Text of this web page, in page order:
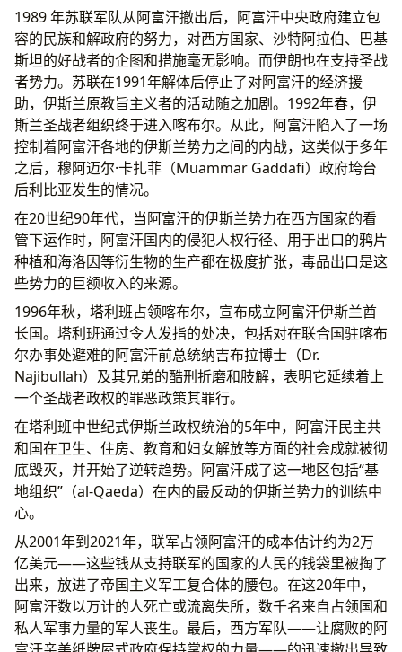
1989 年苏联军队从阿富汗撤出后，阿富汗中央政府建立包
容的民族和解政府的努力，对西方国家、沙特阿拉伯、巴基
斯坦的好战者的企图和措施毫无影响。而伊朗也在支持圣战
者势力。苏联在1991年解体后停止了对阿富汗的经济援
助，伊斯兰原教旨主义者的活动随之加剧。1992年春，伊
斯兰圣战者组织终于进入喀布尔。从此，阿富汗陷入了一场
控制着阿富汗各地的伊斯兰势力之间的内战，这类似于多年
之后，穆阿迈尔·卡扎菲（Muammar Gaddafi）政府垮台
后利比亚发生的情况。
在20世纪90年代，当阿富汗的伊斯兰势力在西方国家的看
管下运作时，阿富汗国内的侵犯人权行径、用于出口的鸦片
种植和海洛因等衍生物的生产都在极度扩张，毒品出口是这
些势力的巨额收入的来源。
1996年秋，塔利班占领喀布尔，宣布成立阿富汗伊斯兰酋
长国。塔利班通过令人发指的处决，包括对在联合国驻喀布
尔办事处避难的阿富汗前总统纳吉布拉博士（Dr.
Najibullah）及其兄弟的酷刑折磨和肢解，表明它延续着上
一个圣战者政权的罪恶政策其罪行。
在塔利班中世纪式伊斯兰政权统治的5年中，阿富汗民主共
和国在卫生、住房、教育和妇女解放等方面的社会成就被彻
底毁灭，并开始了逆转趋势。阿富汗成了这一地区包括“基
地组织”（al-Qaeda）在内的最反动的伊斯兰势力的训练中
心。
从2001年到2021年，联军占领阿富汗的成本估计约为2万
亿美元——这些钱从支持联军的国家的人民的钱袋里被掏了
出来，放进了帝国主义军工复合体的腰包。在这20年中，
阿富汗数以万计的人死亡或流离失所，数千名来自占领国和
私人军事力量的军人丧生。最后，西方军队——让腐败的阿